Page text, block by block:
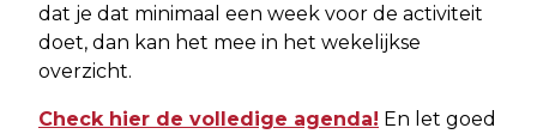
dat je dat minimaal een week voor de activiteit
doet, dan kan het mee in het wekelijkse
overzicht.
Check hier de volledige agenda! En let goed